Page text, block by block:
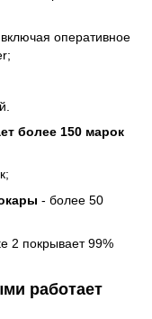
оперативное
более 150 марок
- более 50
2 покрывает 99%
работает